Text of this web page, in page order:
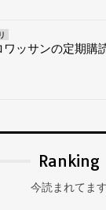
ワッサンの定期購
Ranking
今読まれてます